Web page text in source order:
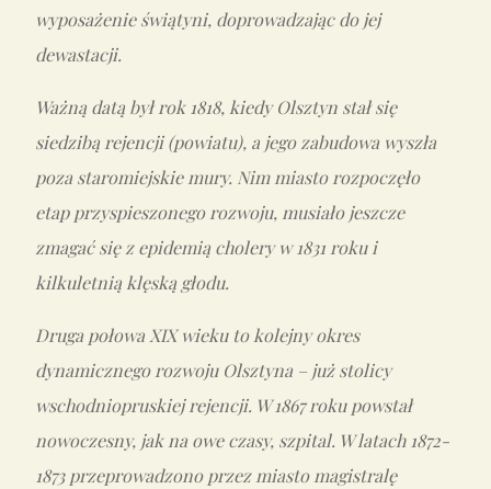
wyposażenie świątyni, doprowadzając do jej
dewastacji.
Ważną datą był rok 1818, kiedy Olsztyn stał się
siedzibą rejencji (powiatu), a jego zabudowa wyszła
poza staromiejskie mury. Nim miasto rozpoczęło
etap przyspieszonego rozwoju, musiało jeszcze
zmagać się z epidemią cholery w 1831 roku i
kilkuletnią klęską głodu.
Druga połowa XIX wieku to kolejny okres
dynamicznego rozwoju Olsztyna – już stolicy
wschodniopruskiej rejencji. W 1867 roku powstał
nowoczesny, jak na owe czasy, szpital. W latach 1872-
1873 przeprowadzono przez miasto magistralę